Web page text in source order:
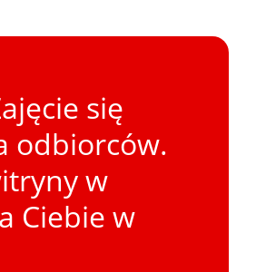
się
odbiorców.
w
Ciebie w